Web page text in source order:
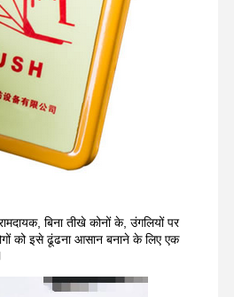
बिना तीखे कोनों के, उंगलियों पर
को इसे ढूंढना आसान बनाने के लिए एक